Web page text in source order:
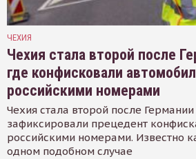
ЧЕХИЯ
Чехия стала второй после
где конфисковали
российскими номерами
Чехия стала второй после
зафиксировали прецедент
российскими номерами. Известно
одном подобном случае